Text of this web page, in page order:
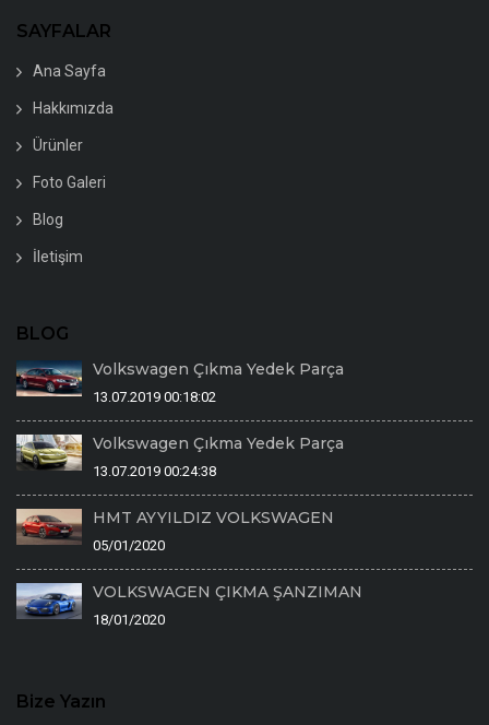
SAYFALAR
Ana Sayfa
Hakkımızda
Ürünler
Foto Galeri
Blog
İletişim
BLOG
Volkswagen Çıkma Yedek Parça
13.07.2019 00:18:02
Volkswagen Çıkma Yedek Parça
13.07.2019 00:24:38
HMT AYYILDIZ VOLKSWAGEN
05/01/2020
VOLKSWAGEN ÇIKMA ŞANZIMAN
18/01/2020
Bize Yazın